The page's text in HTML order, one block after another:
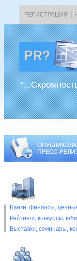
РЕГИСТРАЦИЯ
Банки, финансы,
Рейтинги, конкурсы,
Выставки, cеминары,